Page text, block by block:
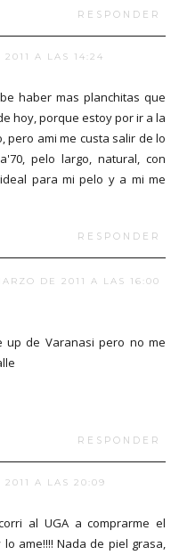
RESPONDER
A LAS 14:24
haber mas planchitas que
hoy, porque estoy por ir a la
pero ami me custa salir de lo
pelo largo, natural, con
para mi pelo y a mi me
RESPONDER
DE 2011 A LAS 16:00
up de Varanasi pero no me
RESPONDER
A LAS 20:09
al UGA a comprarme el
ame!!!! Nada de piel grasa,